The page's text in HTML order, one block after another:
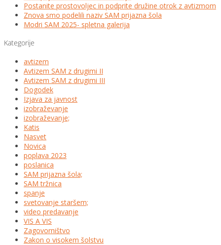
Postanite prostovoljec in podprite družine otrok z avtizmom
Znova smo podelili naziv SAM prijazna šola
Modri SAM 2025- spletna galerija
Kategorije
avtizem
Avtizem SAM z drugimi II
Avtizem SAM z drugimi III
Dogodek
Izjava za javnost
izobraževanje
izobraževanje;
Katis
Nasvet
Novica
poplava 2023
poslanica
SAM prijazna šola;
SAM tržnica
spanje
svetovanje staršem;
video predavanje
VIS A VIS
Zagovorništvo
Zakon o visokem šolstvu